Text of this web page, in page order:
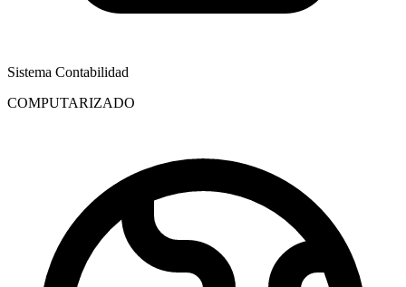
Sistema Contabilidad
COMPUTARIZADO